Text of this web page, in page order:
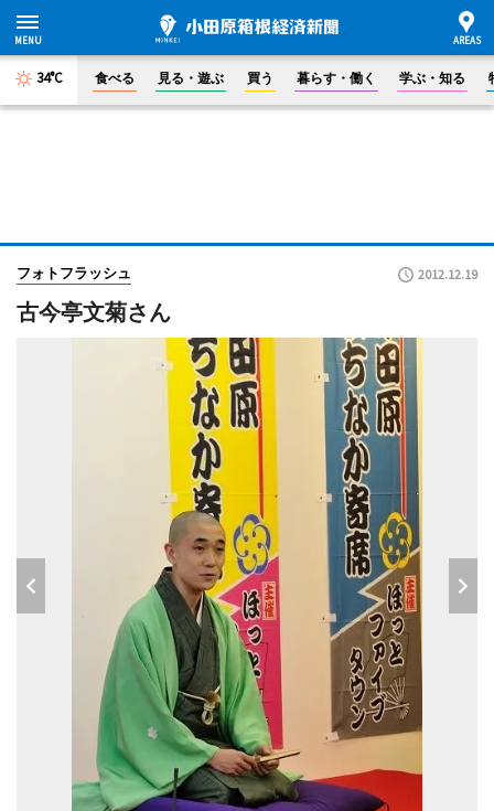
34°C 食べる 見る・遊ぶ 買う 暮らす・働く 学ぶ・知る
フォトフラッシュ 2012.12.19
古今亭文菊さん